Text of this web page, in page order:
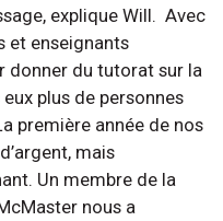
explique Will. Avec
et enseignants
donner du tutorat sur la
plus de personnes
première année de nos
mais
Un membre de la
nous a